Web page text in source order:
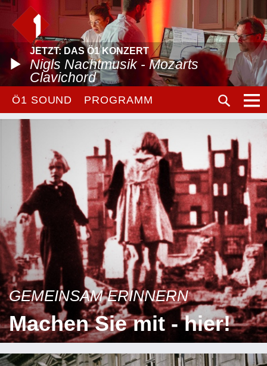
JETZT: DAS Ö1 KONZERT
Nigls Nachtmusik - Mozarts
Clavichord
Ö1 SOUND PROGRAMM
GEMEINSAM ERINNERN
Machen Sie mit - hier!